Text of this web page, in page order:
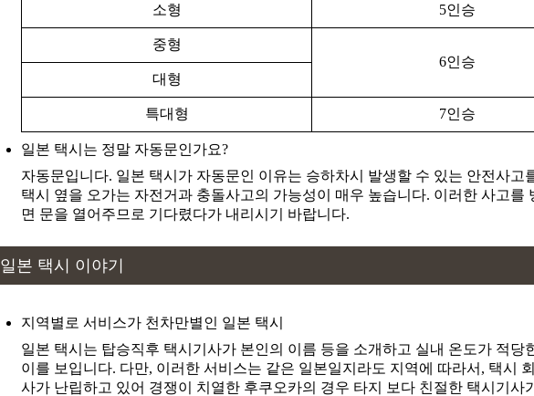
출발 도착
요시키엔 정원(요시키 정원)
우에노성[나라]
우에노죠[나라]
출발 도착 우키미도
도착 유니클로 나라패밀리점
출발 도착 유니클로 니시야마토점
출발 도착 유니클로 오시쿠마점
출발 도착 유니클로 이온몰 카시하라점
출발 도착 유니클로 이온몰 타카노하라점
소형
5인승
중형
6인승
대형
특대형
7인승
일본 택시는 정말 자동문인가요?
자동문입니다. 일본 택시가 자동문인 이유는 승하차시 발생할 수 있는 안전사
택시 옆을 오가는 자전거과 충돌사고의 가능성이 매우 높습니다. 이러한 사고
면 문을 열어주므로 기다렸다가 내리시기 바랍니다.
일본 택시 이야기
지역별로 서비스가 천차만별인 일본 택시
일본 택시는 탑승직후 택시기사가 본인의 이름 등을 소개하고 실내 온도가 적
이를 보입니다. 다만, 이러한 서비스는 같은 일본일지라도 지역에 따라서, 택시
사가 난립하고 있어 경쟁이 치열한 후쿠오카의 경우 타지 보다 친절한 택시기